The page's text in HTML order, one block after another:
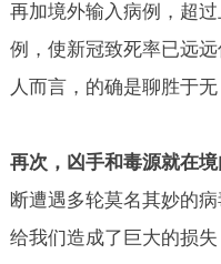
再加境外输入病例，超
例，使新冠致死率已远
人而言，的确是聊胜于
再次，凶手和毒源就在境
断遭遇多轮莫名其妙的
给我们造成了巨大的损